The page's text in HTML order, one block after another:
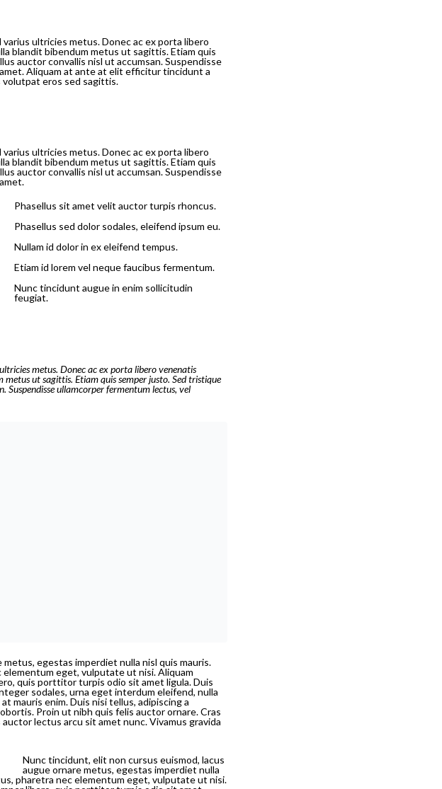
ultricies metus. Donec ac ex porta libero
blandit bibendum metus ut sagittis. Etiam quis
auctor convallis nisl ut accumsan. Suspendisse
Aliquam at ante at elit efficitur tincidunt a
volutpat eros sed sagittis.
ultricies metus. Donec ac ex porta libero
blandit bibendum metus ut sagittis. Etiam quis
auctor convallis nisl ut accumsan. Suspendisse
Phasellus sit amet velit auctor turpis rhoncus.
Phasellus sed dolor sodales, eleifend ipsum eu.
Nullam id dolor in ex eleifend tempus.
Etiam id lorem vel neque faucibus fermentum.
Nunc tincidunt augue in enim sollicitudin
feugiat.
metus. Donec ac ex porta libero venenatis
metus ut sagittis. Etiam quis semper justo. Sed tristique
Suspendisse ullamcorper fermentum lectus, vel
egestas imperdiet nulla nisl quis mauris.
eget, vulputate ut nisi. Aliquam
quis porttitor turpis odio sit amet ligula. Duis
sodales, urna eget interdum eleifend, nulla
mauris enim. Duis nisi tellus, adipiscing a
Proin ut nibh quis felis auctor ornare. Cras
lectus arcu sit amet nunc. Vivamus gravida
Nunc tincidunt, elit non cursus euismod, lacus
augue ornare metus, egestas imperdiet nulla
pharetra nec elementum eget, vulputate ut nisi.